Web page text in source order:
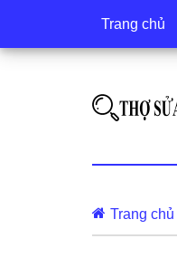
Trang chủ
Trang chủ